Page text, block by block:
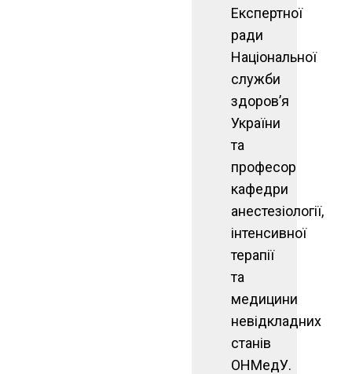
Експертної
ради
Національної
служби
здоров’я
України
та
професор
кафедри
анестезіології,
інтенсивної
терапії
та
медицини
невідкладних
станів
ОНМедУ.